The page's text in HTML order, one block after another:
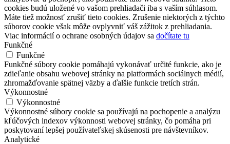
cookies budú uložené vo vašom prehliadači iba s vaším súhlasom.
Máte tiež možnosť zrušiť tieto cookies. Zrušenie niektorých z týchto
súborov cookie však môže ovplyvniť váš zážitok z prehliadania.
Viac informácií o ochrane osobných údajov sa dočítate tu
Funkčné
Funkčné
Funkčné súbory cookie pomáhajú vykonávať určité funkcie, ako je
zdieľanie obsahu webovej stránky na platformách sociálnych médií,
zhromažďovanie spätnej väzby a ďalšie funkcie tretích strán.
Výkonnostné
Výkonnostné
Výkonnostné súbory cookie sa používajú na pochopenie a analýzu
kľúčových indexov výkonnosti webovej stránky, čo pomáha pri
poskytovaní lepšej používateľskej skúsenosti pre návštevníkov.
Analytické